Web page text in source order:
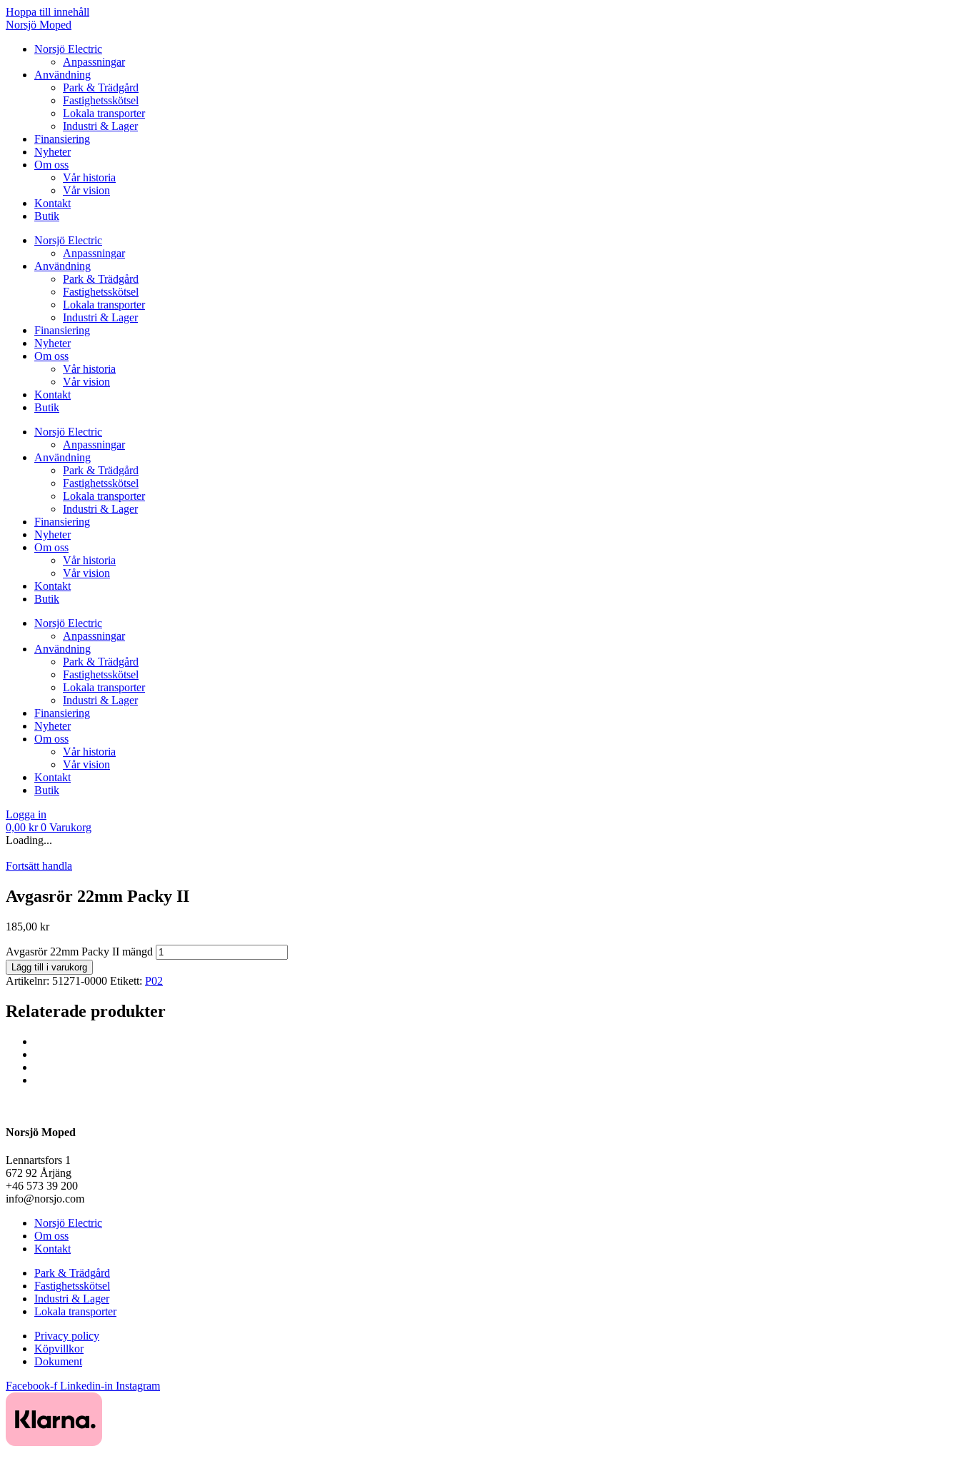
Hoppa till innehåll
Norsjö Moped
Norsjö Electric
Anpassningar
Användning
Park & Trädgård
Fastighetsskötsel
Lokala transporter
Industri & Lager
Finansiering
Nyheter
Om oss
Vår historia
Vår vision
Kontakt
Butik
Norsjö Electric
Anpassningar
Användning
Park & Trädgård
Fastighetsskötsel
Lokala transporter
Industri & Lager
Finansiering
Nyheter
Om oss
Vår historia
Vår vision
Kontakt
Butik
Norsjö Electric
Anpassningar
Användning
Park & Trädgård
Fastighetsskötsel
Lokala transporter
Industri & Lager
Finansiering
Nyheter
Om oss
Vår historia
Vår vision
Kontakt
Butik
Norsjö Electric
Anpassningar
Användning
Park & Trädgård
Fastighetsskötsel
Lokala transporter
Industri & Lager
Finansiering
Nyheter
Om oss
Vår historia
Vår vision
Kontakt
Butik
Logga in
0,00 kr 0 Varukorg
Loading...
Fortsätt handla
Avgasrör 22mm Packy II
185,00 kr
Avgasrör 22mm Packy II mängd
Lägg till i varukorg
Artikelnr: 51271-0000 Etikett: P02
Relaterade produkter
Norsjö Moped
Lennartsfors 1
672 92 Årjäng
+46 573 39 200
info@norsjo.com
Norsjö Electric
Om oss
Kontakt
Park & Trädgård
Fastighetsskötsel
Industri & Lager
Lokala transporter
Privacy policy
Köpvillkor
Dokument
Facebook-f Linkedin-in Instagram